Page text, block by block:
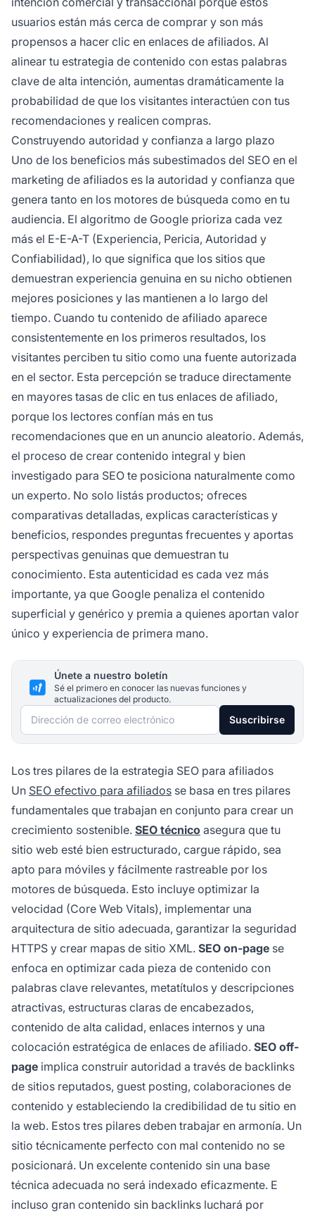
usuarios están más cerca de comprar y son más
propensos a hacer clic en enlaces de afiliados. Al
alinear tu estrategia de contenido con estas palabras
clave de alta intención, aumentas dramáticamente la
probabilidad de que los visitantes interactúen con tus
recomendaciones y realicen compras.
Construyendo autoridad y confianza a largo plazo
Uno de los beneficios más subestimados del SEO en el
marketing de afiliados es la autoridad y confianza que
genera tanto en los motores de búsqueda como en tu
audiencia. El algoritmo de Google prioriza cada vez
más el E-E-A-T (Experiencia, Pericia, Autoridad y
Confiabilidad), lo que significa que los sitios que
demuestran experiencia genuina en su nicho obtienen
mejores posiciones y las mantienen a lo largo del
tiempo. Cuando tu contenido de afiliado aparece
consistentemente en los primeros resultados, los
visitantes perciben tu sitio como una fuente autorizada
en el sector. Esta percepción se traduce directamente
en mayores tasas de clic en tus enlaces de afiliado,
porque los lectores confían más en tus
recomendaciones que en un anuncio aleatorio. Además,
el proceso de crear contenido integral y bien
investigado para SEO te posiciona naturalmente como
un experto. No solo listás productos; ofreces
comparativas detalladas, explicas características y
beneficios, respondes preguntas frecuentes y aportas
perspectivas genuinas que demuestran tu
conocimiento. Esta autenticidad es cada vez más
importante, ya que Google penaliza el contenido
superficial y genérico y premia a quienes aportan valor
único y experiencia de primera mano.
Únete a nuestro boletín
Sé el primero en conocer las nuevas funciones y
actualizaciones del producto.
Dirección de correo electrónico Suscribirse
Los tres pilares de la estrategia SEO para afiliados
Un SEO efectivo para afiliados se basa en tres pilares
fundamentales que trabajan en conjunto para crear un
crecimiento sostenible. SEO técnico asegura que tu
sitio web esté bien estructurado, cargue rápido, sea
apto para móviles y fácilmente rastreable por los
motores de búsqueda. Esto incluye optimizar la
velocidad (Core Web Vitals), implementar una
arquitectura de sitio adecuada, garantizar la seguridad
HTTPS y crear mapas de sitio XML. SEO on-page se
enfoca en optimizar cada pieza de contenido con
palabras clave relevantes, metatítulos y descripciones
atractivas, estructuras claras de encabezados,
contenido de alta calidad, enlaces internos y una
colocación estratégica de enlaces de afiliado. SEO off-
page implica construir autoridad a través de backlinks
de sitios reputados, guest posting, colaboraciones de
contenido y estableciendo la credibilidad de tu sitio en
la web. Estos tres pilares deben trabajar en armonía. Un
sitio técnicamente perfecto con mal contenido no se
posicionará. Un excelente contenido sin una base
técnica adecuada no será indexado eficazmente. E
incluso gran contenido sin backlinks luchará por